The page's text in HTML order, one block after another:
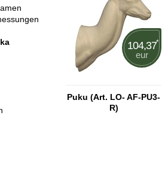
104,37*
eur
Puku (Art. LO- AF-PU3-
R)